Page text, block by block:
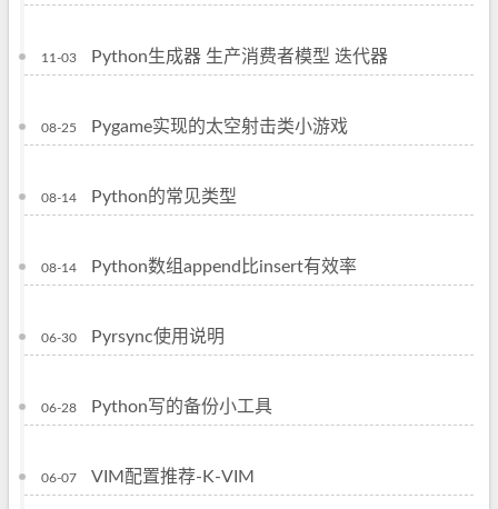
11-03 Python生成器 生产消费者模型 迭代器
08-25 Pygame实现的太空射击类小游戏
08-14 Python的常见类型
08-14 Python数组append比insert有效率
06-30 Pyrsync使用说明
06-28 Python写的备份小工具
06-07 VIM配置推荐-K-VIM